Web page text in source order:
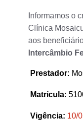
Informamos o
Clínica
aos
Intercâmbio
Prestador:
Matrícula:
Vigência: 10/